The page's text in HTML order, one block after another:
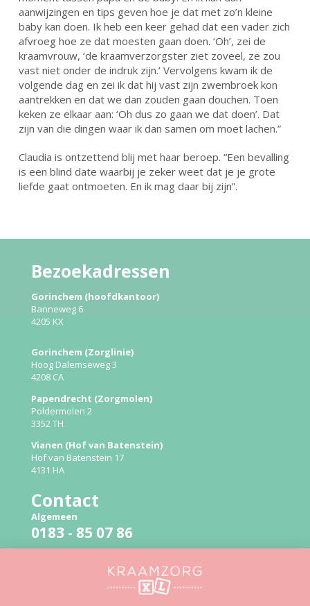
aanwijzingen en tips geven hoe je dat met zo’n kleine
baby kan doen. Ik heb een keer gehad dat een vader zich
afvroeg hoe ze dat moesten gaan doen. ‘Oh’, zei de
kraamvrouw, ‘de kraamverzorgster ziet zoveel, ze zou
vast niet onder de indruk zijn.’ Vervolgens kwam ik de
volgende dag en zei ik dat hij vast zijn zwembroek kon
aantrekken en dat we dan zouden gaan douchen. Toen
keken ze elkaar aan: ‘Oh dus zo gaan we dat doen’. Dat
zijn van die dingen waar ik dan samen om moet lachen.”
Claudia is ontzettend blij met haar beroep. “Een bevalling
is een blind date waarbij je zeker weet dat je je grote
liefde gaat ontmoeten. En ik mag daar bij zijn”.
Bezoekadressen
Gorinchem (hoofdkantoor)
Banneweg 6
4205 KX
Gorinchem (Zorglinie)
Hoog Dalemseweg 3
4208 CA
Papendrecht (Zorgmolen)
Poldermolen 2
3352 TH
Vianen (Hof van Batenstein)
Hof van Batenstein 17
4131 HA
Contact
Algemeen
0183 - 85 07 86
06 - 51 41 94 79